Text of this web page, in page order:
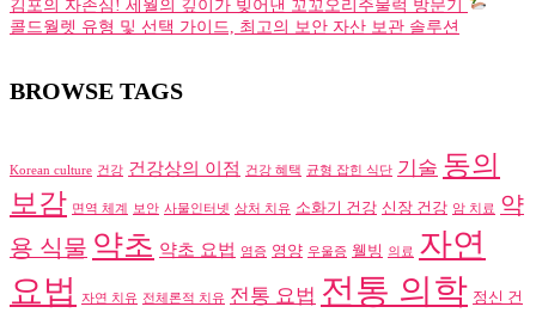
김포의 자존심! 세월의 깊이가 빚어낸 꼬꼬오리주물럭 방문기
콜드월렛 유형 및 선택 가이드, 최고의 보안 자산 보관 솔루션
BROWSE TAGS
Korean culture 건강 건강상의 이점 건강 혜택 균형 잡힌 식단 기술 동의
보감 면역 체계 보안 사물인터넷 상처 치유 소화기 건강 신장 건강 암 치료
약
용 식물 약초 약초 요법 염증 영양 우울증 웰빙 의료
자연
요법
자연 치유 전체론적 치유 전통 요법 전통 의학 정신 건